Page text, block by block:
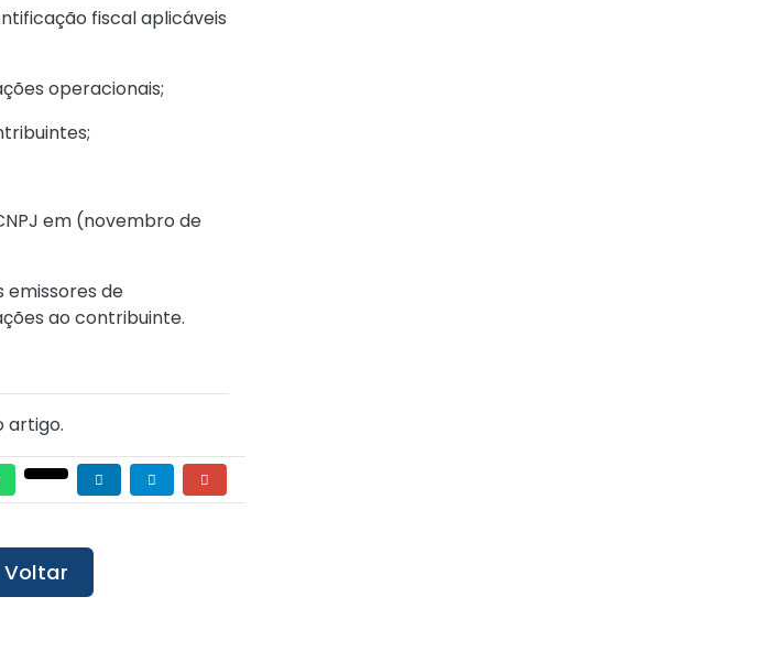
fiscal aplicáveis
operacionais;
em (novembro de
de
ao contribuinte.
artigo.
Voltar